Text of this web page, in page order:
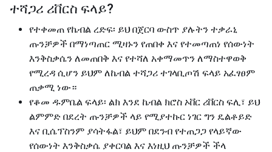
ተሻጋሪ ሪቨርስ ፍላይ?
የተቀመጠ የኬብል ረድፍ፡ ይህ በጀርባ ውስጥ ያሉትን ተቃራኒ
ጡንቻዎች በማነጣጠር ሚዛኑን የጠበቀ እና የተመጣጠነ የሰውነት
እንቅስቃሴን ለመጠበቅ እና የተሻለ አቀማመጥን ለማስተዋወቅ
የሚረዳ ሲሆን ይህም ለኬብል ተሻጋሪ ተገላቢጦሽ ፍላይ አፈፃፀም
ጠቃሚ ነው።
የቆመ ዱምቤል ፍላይ፡ ልክ እንደ ኬብል ክሮስ ኦቨር ሪቨርስ ፍሊ፣ ይህ
ልምምድ በደረት ጡንቻዎች ላይ የሚያተኩር ነገር ግን ዴልቶይድ
እና ቢሴፕስንም ያሳትፋል፣ ይህም በደንብ የተጠጋጋ የላይኛው
የሰውነት እንቅስቃሴ ያቀርባል እና እነዚህ ጡንቻዎች ችላ